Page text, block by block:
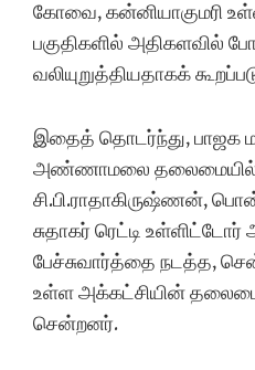
கோவை, கன்னியாகுமரி
பகுதிகளில் அதிகளவில்
வலியுறுத்தியதாகக்
இதைத் தொடர்ந்து, பாஜக
அண்ணாமலை தலைமையில்,
சி.பி.ராதாகிருஷ்ணன்,
சுதாகர் ரெட்டி உள்ளிட்டோர்
பேச்சுவார்த்தை நடத்த,
உள்ள அக்கட்சியின்
சென்றனர்.